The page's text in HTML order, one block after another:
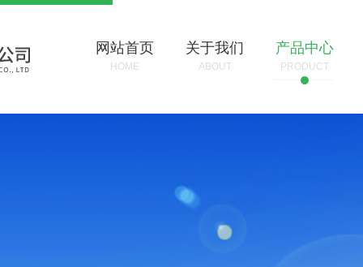
网站首页
HOME
关于我们
ABOUT
产品中心
PRODUCT